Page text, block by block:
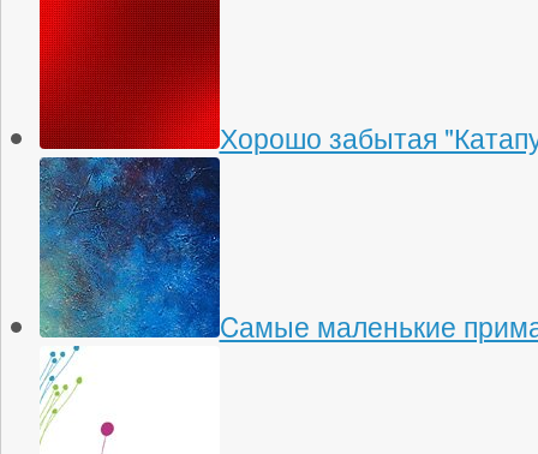
Хорошо забытая
Cамые маленькие